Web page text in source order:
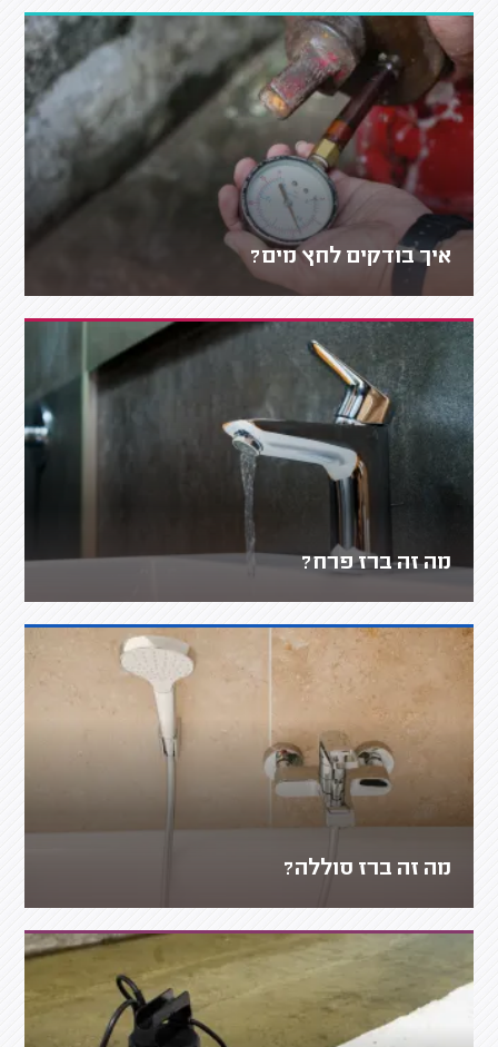
איך בודקים לחץ מים?
מה זה ברז פרח?
מה זה ברז סוללה?